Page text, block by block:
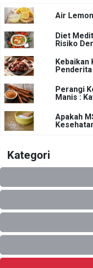
Air
Diet
Risiko
Kebaikan
Penderita
Perangi
Manis :
Apakah
Kategori